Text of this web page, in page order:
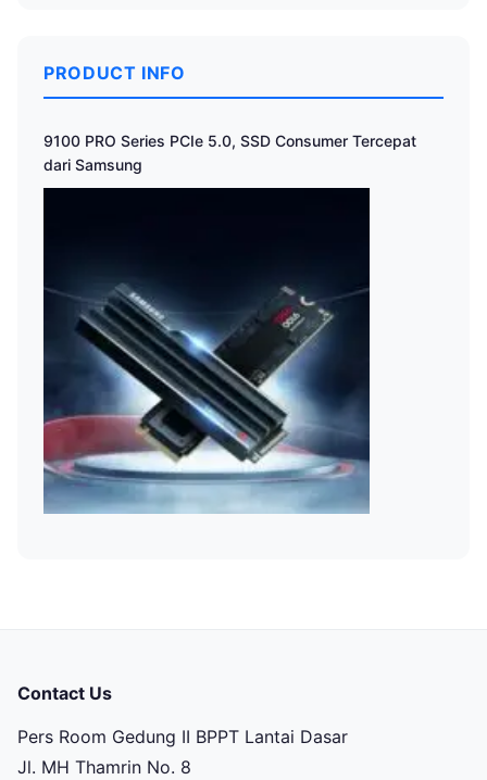
PRODUCT INFO
9100 PRO Series PCIe 5.0, SSD Consumer Tercepat
dari Samsung
Contact Us
Pers Room Gedung II BPPT Lantai Dasar
Jl. MH Thamrin No. 8